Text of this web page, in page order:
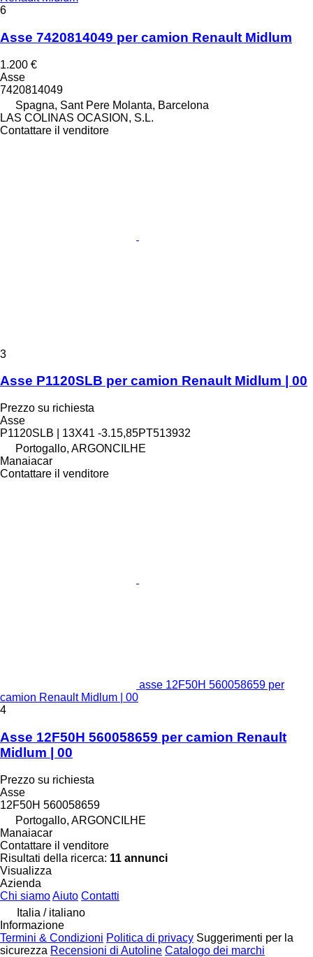
6
Asse 7420814049 per camion Renault Midlum
1.200 €
Asse
7420814049
Spagna, Sant Pere Molanta, Barcelona
LAS COLINAS OCASION, S.L.
Contattare il venditore
3
Asse P1120SLB per camion Renault Midlum | 00
Prezzo su richiesta
Asse
P1120SLB | 13X41 -3.15,85PT513932
Portogallo, ARGONCILHE
Manaiacar
Contattare il venditore
asse 12F50H 560058659 per
camion Renault Midlum | 00
4
Asse 12F50H 560058659 per camion Renault
Midlum | 00
Prezzo su richiesta
Asse
12F50H 560058659
Portogallo, ARGONCILHE
Manaiacar
Contattare il venditore
Risultati della ricerca: 11 annunci
Visualizza
Azienda
Chi siamoAiuto Contatti
Italia / italiano
Informazione
Termini & Condizioni Politica di privacy Suggerimenti per la
sicurezza Recensioni di Autoline Catalogo dei marchi